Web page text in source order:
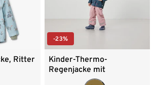
Ritter
-23%
Kinder-Thermo-
Regenjacke mit
Fleecefutter, Herzen